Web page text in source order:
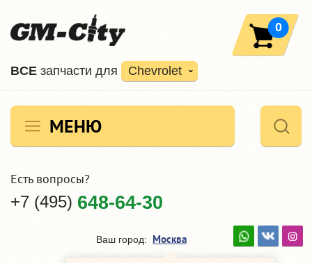
ВCE запчасти для Chevrolet
0
МЕНЮ
Есть вопросы?
+7 (495) 648-64-30
Ваш город: Москва